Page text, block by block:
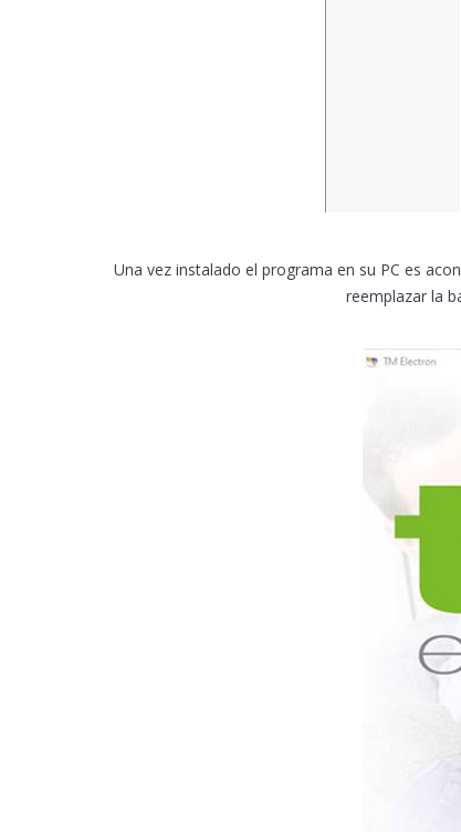
Una vez instalado el programa en su PC es
reemplazar la